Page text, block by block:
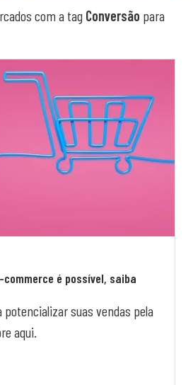
com a tag Conversão para
commerce é possível, saiba
potencializar suas vendas pela
aqui.